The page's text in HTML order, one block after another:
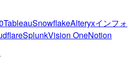
TableauSnowflakeAlteryxインフォ
SplunkVision OneNotion